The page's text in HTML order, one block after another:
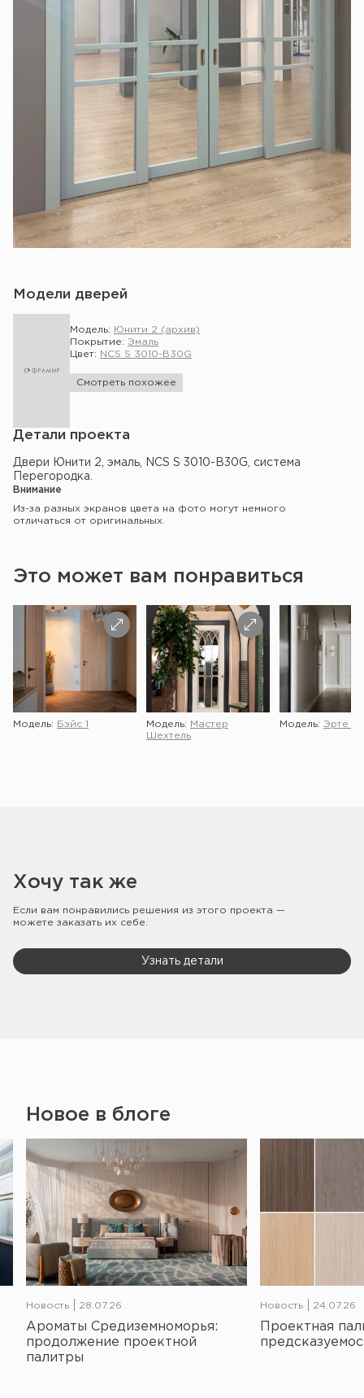
Модели дверей
Модель:
Юнити 2 (архив)
Покрытие: Эмаль
Цвет:
NCS S 3010-B30G
Смотреть похожее
Детали проекта
Двери Юнити 2, эмаль, NCS S 3010-B30G, система
Перегородка.
Внимание
Из-за разных экранов цвета на фото могут немного
отличаться от оригинальных.
Это может вам понравиться
Модель: Бэйс 1 Модель:
Мастер
Шехтель
Модель: Эрте 2
Хочу так же
Если вам понравились решения из этого проекта —
можете заказать их себе.
Узнать детали
Новое в блоге
Новость 28.07.26
Ароматы Средиземноморья:
продолжение проектной
палитры
Новость 24.07.26
Проектная